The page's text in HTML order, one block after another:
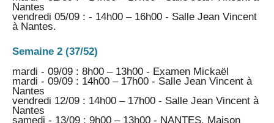
Nantes
vendredi 05/09 : - 14h00 – 16h00 - Salle Jean Vincent
à Nantes.
Semaine 2 (37/52)
mardi - 09/09 : 8h00 – 13h00 - Examen Mickaël
mardi - 09/09 : 14h00 – 17h00 - Salle Jean Vincent à
Nantes
vendredi 12/09 : 14h00 – 17h00 - Salle Jean Vincent à
Nantes
samedi - 13/09 : 9h00 – 13h00 - NANTES, Maison